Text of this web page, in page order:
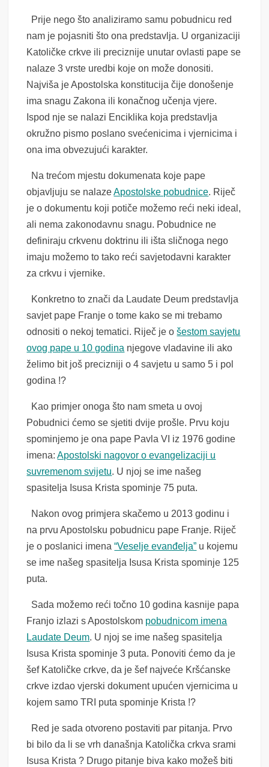
Prije nego što analiziramo samu pobudnicu red
nam je pojasniti što ona predstavlja. U organizaciji
Katoličke crkve ili preciznije unutar ovlasti pape se
nalaze 3 vrste uredbi koje on može donositi.
Najviša je Apostolska konstitucija čije donošenje
ima snagu Zakona ili konačnog učenja vjere.
Ispod nje se nalazi Enciklika koja predstavlja
okružno pismo poslano svećenicima i vjernicima i
ona ima obvezujući karakter.
Na trećom mjestu dokumenata koje pape
objavljuju se nalazeApostolske pobudnice. Riječ
je o dokumentu koji potiče možemo reći neki ideal,
ali nema zakonodavnu snagu. Pobudnice ne
definiraju crkvenu doktrinu ili išta sličnoga nego
imaju možemo to tako reći savjetodavni karakter
za crkvu i vjernike.
Konkretno to znači da Laudate Deum predstavlja
savjet pape Franje o tome kako se mi trebamo
odnositi o nekoj tematici. Riječ je ošestom savjetu
ovog pape u 10 godina njegove vladavine ili ako
želimo bit još precizniji o 4 savjetu u samo 5 i pol
godina !?
Kao primjer onoga što nam smeta u ovoj
Pobudnici ćemo se sjetiti dvije prošle. Prvu koju
spominjemo je ona pape Pavla VI iz 1976 godine
imena:Apostolski nagovor o evangelizaciji u
suvremenom svijetu. U njoj se ime našeg
spasitelja Isusa Krista spominje 75 puta.
Nakon ovog primjera skačemo u 2013 godinu i
na prvu Apostolsku pobudnicu pape Franje. Riječ
je o poslanici imena“Veselje evanđelja” u kojemu
se ime našeg spasitelja Isusa Krista spominje 125
puta.
Sada možemo reći točno 10 godina kasnije papa
Franjo izlazi s Apostolskom pobudnicom imena
Laudate Deum. U njoj se ime našeg spasitelja
Isusa Krista spominje 3 puta. Ponoviti ćemo da je
šef Katoličke crkve, da je šef najveće Kršćanske
crkve izdao vjerski dokument upućen vjernicima u
kojem samo TRI puta spominje Krista !?
Red je sada otvoreno postaviti par pitanja. Prvo
bi bilo da li se vrh današnja Katolička crkva srami
Isusa Krista ? Drugo pitanje biva kako možeš biti